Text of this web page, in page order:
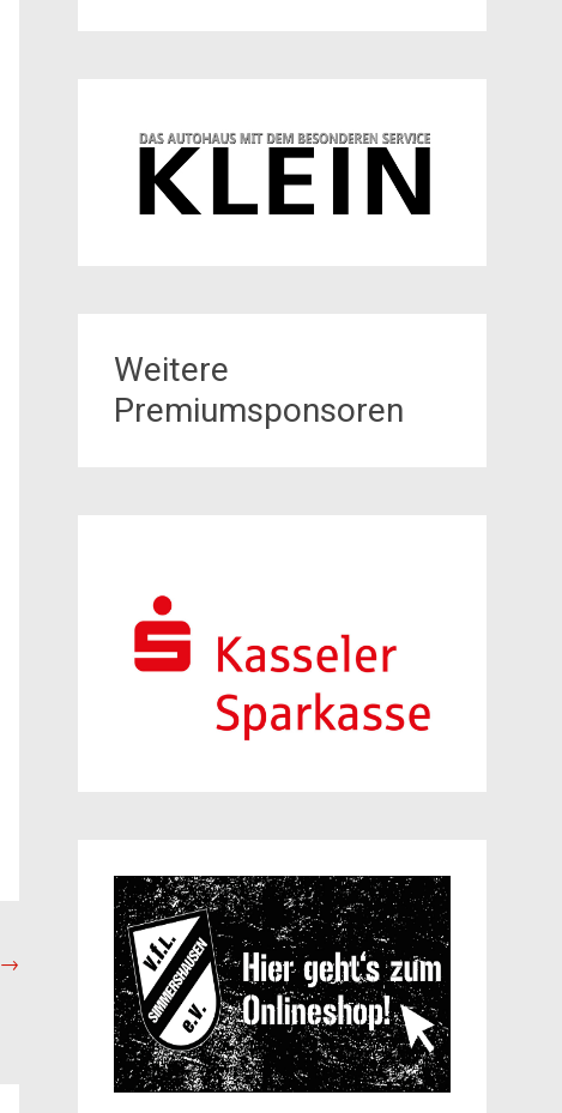
→
Weitere
Premiumsponsoren